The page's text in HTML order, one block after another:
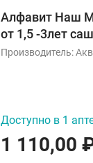
Алфавит Наш
от 1,5 -3лет
Производитель:
Доступно в 1
1 110,00